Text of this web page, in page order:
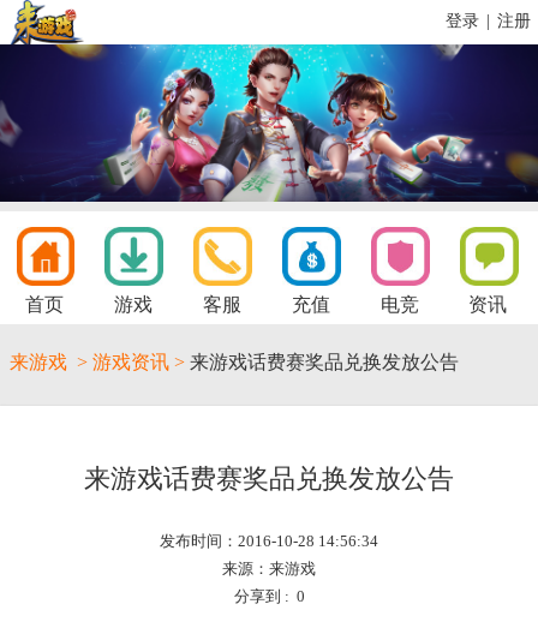
注册
登录
首页 游戏 客服 充值 电竞 资讯
来游戏 > 游戏资讯 > 来游戏话费赛奖品兑换发放公告
来游戏话费赛奖品兑换发放公告
发布时间：2016-10-28 14:56:34
来源：来游戏
分享到 : 0